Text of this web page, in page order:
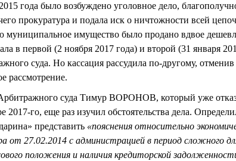
года было возбуждено уголовное дело,
прокуратура и подала иск о ничтожности всей
муниципальное имущество было продано вдвое
в первой (2 ноября 2017 года) и второй (31 января
суда. Но кассация рассудила по-другому,
рассмотрение.
суда Тимур ВОРОНОВ, который уже
2017-го, еще раз изучил обстоятельства дела.
представить «пояснения относительно
от 27.02.2014 с администрацией в период
положения и наличия кредиторской